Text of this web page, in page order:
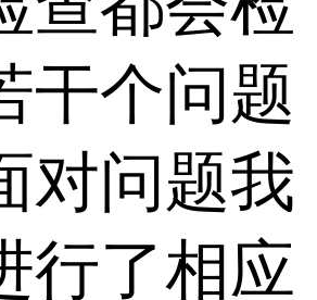
干个问题
对问题我
行了相应